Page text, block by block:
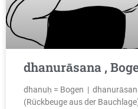
dhanurāsana ,
dhanuḥ = Bogen |
(Rückbeuge aus der